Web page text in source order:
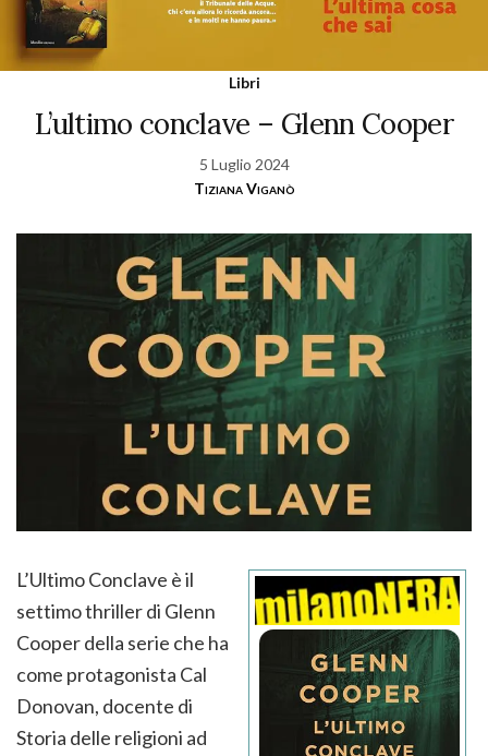
Libri
L’ultimo conclave – Glenn Cooper
5 Luglio 2024
Tiziana Viganò
L’Ultimo Conclave è il
settimo thriller di Glenn
Cooper della serie che ha
come protagonista Cal
Donovan, docente di
Storia delle religioni ad